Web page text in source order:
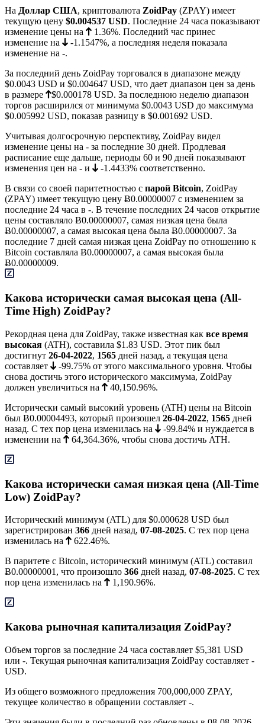
На Доллар США, криптовалюта ZoidPay (ZPAY) имеет
текущую цену $0.004537 USD. Последние 24 часа показывают
изменение цены на
1.36%. Последний час принес
изменение на
-1.1547%, а последняя неделя показала
изменение на -.
За последний день ZoidPay торговался в диапазоне между
$0.0043 USD и $0.004647 USD, что дает диапазон цен за день
в размере
$0.000178 USD. За последнюю неделю диапазон
торгов расширился от минимума $0.0043 USD до максимума
$0.005992 USD, показав разницу в $0.001692 USD.
Учитывая долгосрочную перспективу, ZoidPay видел
изменение цены на - за последние 30 дней. Продлевая
расписание еще дальше, периоды 60 и 90 дней показывают
изменения цен на - и -1.4433% соответственно.
В связи со своей паритетностью с парой Bitcoin, ZoidPay
(ZPAY) имеет текущую цену Ƀ0.00000007 с изменением за
последние 24 часа в -. В течение последних 24 часов открытие
цены составляло Ƀ0.00000007, самая низкая цена была
Ƀ0.00000007, а самая высокая цена была Ƀ0.00000007. За
последние 7 дней самая низкая цена ZoidPay по отношению к
Bitcoin составляла Ƀ0.00000007, а самая высокая была
Ƀ0.00000009.
Какова исторически самая высокая цена (All-
Time High) ZoidPay?
Рекордная цена для ZoidPay, также известная как все время
высокая (ATH), составила $1.83 USD. Этот пик был
достигнут 26-04-2022, 1565 дней назад, а текущая цена
составляет
-99.75% от этого максимального уровня. Чтобы
снова достичь этого исторического максимума, ZoidPay
должен увеличиться на
40,150.96%.
Исторически самый высокий уровень (ATH) цены на Bitcoin
был Ƀ0.00004493, который произошел 26-04-2022, 1565 дней
назад. С тех пор цена изменилась на
-99.84% и нуждается в
изменении на
64,364.36%, чтобы снова достичь ATH.
Какова исторически самая низкая цена (All-Time
Low) ZoidPay?
Исторический минимум (ATL) для $0.000628 USD был
зарегистрирован 366 дней назад, 07-08-2025. С тех пор цена
изменилась на
622.46%.
В паритете с Bitcoin, исторический минимум (ATL) составил
Ƀ0.00000001 , что произошло 366 дней назад, 07-08-2025. С тех
пор цена изменилась на
1,190.96%.
Какова рыночная капитализация ZoidPay?
Объем торгов за последние 24 часа составляет $5,381 USD
или -. Текущая рыночная капитализация ZoidPay составляет -
USD.
Из общего возможного предложения 700,000,000 ZPAY,
текущее количество в обращении составляет -.